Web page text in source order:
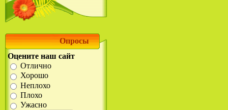
Опросы
Оцените наш сайт
Отлично
Хорошо
Неплохо
Плохо
Ужасно